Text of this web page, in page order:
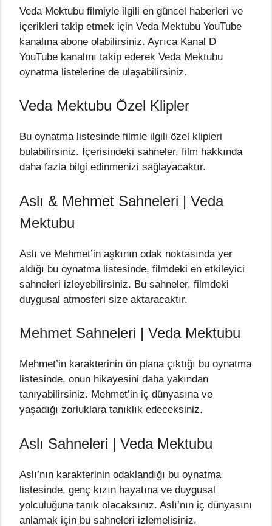
Veda Mektubu filmiyle ilgili en güncel haberleri ve
içerikleri takip etmek için Veda Mektubu YouTube
kanalına abone olabilirsiniz. Ayrıca Kanal D
YouTube kanalını takip ederek Veda Mektubu
oynatma listelerine de ulaşabilirsiniz.
Veda Mektubu Özel Klipler
Bu oynatma listesinde filmle ilgili özel klipleri
bulabilirsiniz. İçerisindeki sahneler, film hakkında
daha fazla bilgi edinmenizi sağlayacaktır.
Aslı & Mehmet Sahneleri | Veda
Mektubu
Aslı ve Mehmet’in aşkının odak noktasında yer
aldığı bu oynatma listesinde, filmdeki en etkileyici
sahneleri izleyebilirsiniz. Bu sahneler, filmdeki
duygusal atmosferi size aktaracaktır.
Mehmet Sahneleri | Veda Mektubu
Mehmet’in karakterinin ön plana çıktığı bu oynatma
listesinde, onun hikayesini daha yakından
tanıyabilirsiniz. Mehmet’in iç dünyasına ve
yaşadığı zorluklara tanıklık edeceksiniz.
Aslı Sahneleri | Veda Mektubu
Aslı’nın karakterinin odaklandığı bu oynatma
listesinde, genç kızın hayatına ve duygusal
yolculuğuna tanık olacaksınız. Aslı’nın iç dünyasını
anlamak için bu sahneleri izlemelisiniz.